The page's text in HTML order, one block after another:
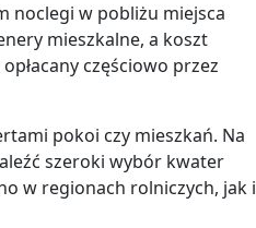
noclegi w pobliżu miejsca
mieszkalne, a koszt
częściowo przez
pokoi czy mieszkań. Na
szeroki wybór kwater
w regionach rolniczych, jak i